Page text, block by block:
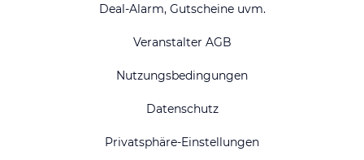
Deal-Alarm, Gutscheine uvm.
Veranstalter AGB
Nutzungsbedingungen
Datenschutz
Privatsphäre-Einstellungen